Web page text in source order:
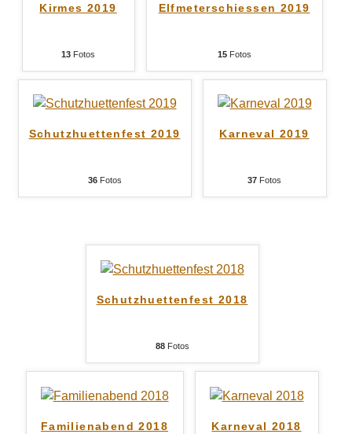
Kirmes 2019
13 Fotos
Elfmeterschiessen 2019
15Fotos
Schutzhuettenfest 2019
36Fotos
Karneval 2019
37 Fotos
Schutzhuettenfest 2018
88Fotos
Familienabend 2018 Karneval 2018